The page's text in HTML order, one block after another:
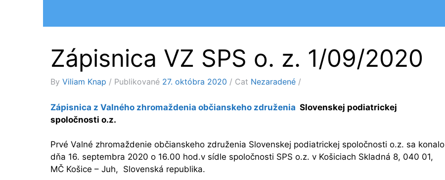
Zápisnica VZ SPS o. z. 1/09/2020
By Viliam Knap Publikované 27. októbra 2020 Cat Nezaradené
Zápisnica z Valného zhromaždenia občianskeho združenia Slovenskej podiatrickej
spoločnosti o.z.
Prvé Valné zhromaždenie občianskeho združenia Slovenskej podiatrickej spoločnosti o.z. sa konalo
dňa 16. septembra 2020 o 16.00 hod.v sídle spoločnosti SPS o.z. v Košiciach Skladná 8, 040 01,
MČ Košice – Juh, Slovenská republika.